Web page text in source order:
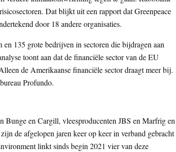
Dat blijkt uit een rapport dat Greenpeace
door 18 andere organisaties.
135 grote bedrijven in sectoren die bijdragen aan
toont aan dat de financiële sector van de EU
de Amerikaanse financiële sector draagt meer bij.
Profundo.
Bunge en Cargill, vleesproducenten JBS en Marfrig en
de afgelopen jaren keer op keer in verband gebracht
linkt sinds begin 2021 vier van deze